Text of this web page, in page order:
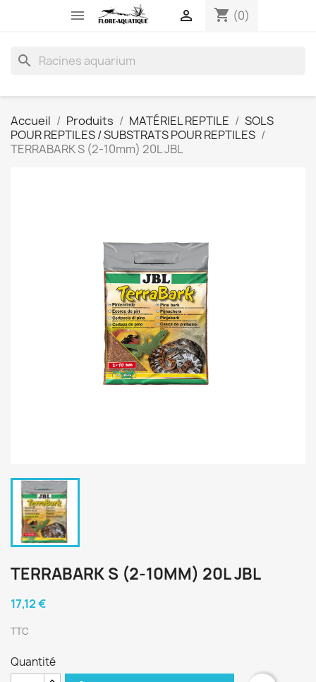
 shopping_cart (0)

search
Accueil Produits MATÉRIEL REPTILE
SOLS
POUR REPTILES / SUBSTRATS POUR REPTILES
TERRABARK S (2-10mm) 20L JBL
TERRABARK S (2-10MM) 20L JBL
17,12 €
TTC
Quantité